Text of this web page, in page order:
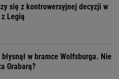
się z kontrowersyjnej decyzji w
Legią
w bramce Wolfsburga. Nie
Grabarą?